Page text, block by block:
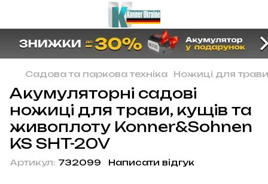
Садова та паркова техніка Ножиці для трави
Акумуляторні садові
ножиці для трави, кущів та
живоплоту Konner&Sohnen
KS SHT-20V
Артикул: 732099 Написати відгук